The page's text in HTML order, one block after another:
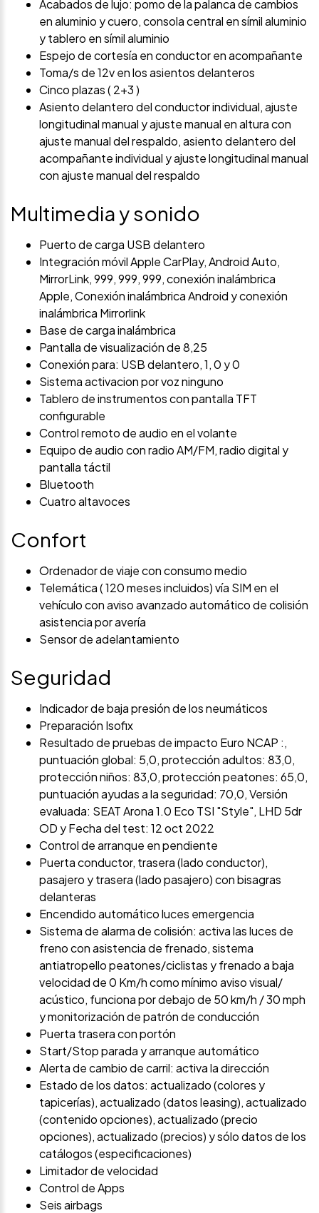
Acabados de lujo: pomo de la palanca de cambios
en aluminio y cuero, consola central en símil aluminio
y tablero en símil aluminio
Espejo de cortesía en conductor en acompañante
Toma/s de 12v en los asientos delanteros
Cinco plazas ( 2+3 )
Asiento delantero del conductor individual, ajuste
longitudinal manual y ajuste manual en altura con
ajuste manual del respaldo, asiento delantero del
acompañante individual y ajuste longitudinal manual
con ajuste manual del respaldo
Multimedia y sonido
Puerto de carga USB delantero
Integración móvil Apple CarPlay, Android Auto,
MirrorLink, 999, 999, 999, conexión inalámbrica
Apple, Conexión inalámbrica Android y conexión
inalámbrica Mirrorlink
Base de carga inalámbrica
Pantalla de visualización de 8,25
Conexión para: USB delantero, 1, 0 y 0
Sistema activacion por voz ninguno
Tablero de instrumentos con pantalla TFT
configurable
Control remoto de audio en el volante
Equipo de audio con radio AM/FM, radio digital y
pantalla táctil
Bluetooth
Cuatro altavoces
Confort
Ordenador de viaje con consumo medio
Telemática ( 120 meses incluidos) vía SIM en el
vehículo con aviso avanzado automático de colisión
asistencia por avería
Sensor de adelantamiento
Seguridad
Indicador de baja presión de los neumáticos
Preparación Isofix
Resultado de pruebas de impacto Euro NCAP :,
puntuación global: 5,0, protección adultos: 83,0,
protección niños: 83,0, protección peatones: 65,0,
puntuación ayudas a la seguridad: 70,0, Versión
evaluada: SEAT Arona 1.0 Eco TSI "Style", LHD 5dr
OD y Fecha del test: 12 oct 2022
Control de arranque en pendiente
Puerta conductor, trasera (lado conductor),
pasajero y trasera (lado pasajero) con bisagras
delanteras
Encendido automático luces emergencia
Sistema de alarma de colisión: activa las luces de
freno con asistencia de frenado, sistema
antiatropello peatones/ciclistas y frenado a baja
velocidad de 0 Km/h como mínimo aviso visual/
acústico, funciona por debajo de 50 km/h / 30 mph
y monitorización de patrón de conducción
Puerta trasera con portón
Start/Stop parada y arranque automático
Alerta de cambio de carril: activa la dirección
Estado de los datos: actualizado (colores y
tapicerías), actualizado (datos leasing), actualizado
(contenido opciones), actualizado (precio
opciones), actualizado (precios) y sólo datos de los
catálogos (especificaciones)
Limitador de velocidad
Control de Apps
Seis airbags